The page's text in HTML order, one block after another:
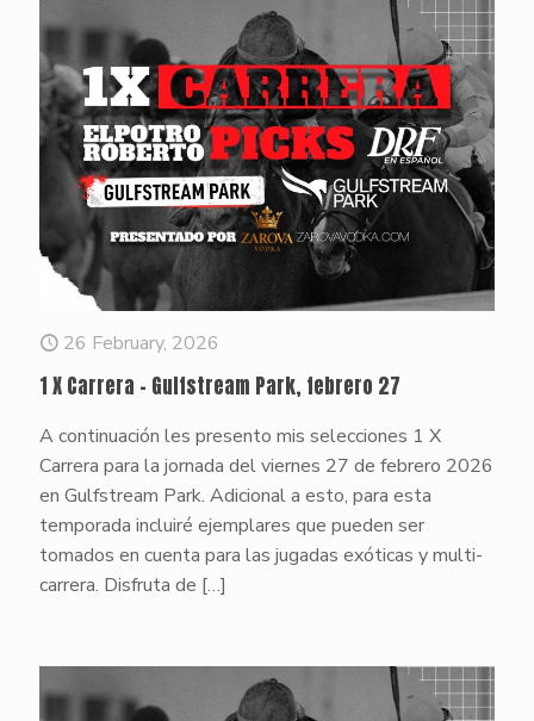
26 February, 2026
1 X Carrera – Gulfstream Park, febrero 27
A continuación les presento mis selecciones 1 X
Carrera para la jornada del viernes 27 de febrero 2026
en Gulfstream Park. Adicional a esto, para esta
temporada incluiré ejemplares que pueden ser
tomados en cuenta para las jugadas exóticas y multi-
carrera. Disfruta de […]